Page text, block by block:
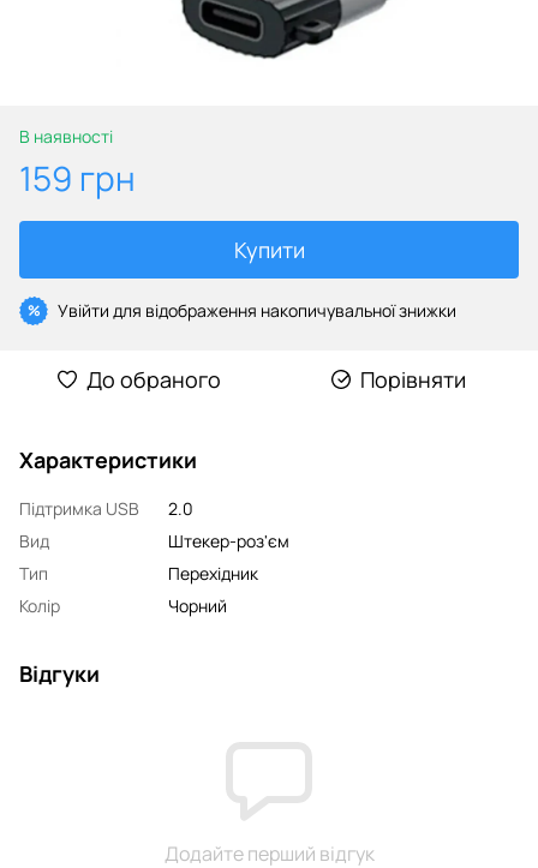
В наявності
159 грн
Купити
% Увійти для відображення накопичувальної знижки
До обраного Порівняти
Характеристики
Підтримка USB
2.0
Вид
Штекер-роз'єм
Тип
Перехідник
Колір
Чорний
Відгуки
Додайте перший відгук